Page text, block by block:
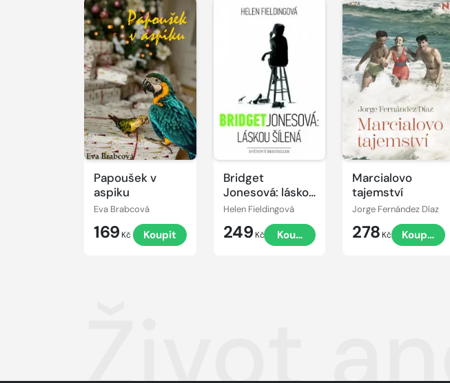
Papoušek v
aspiku
Eva Brabcová
169 Kč Koupit
Bridget
Jonesová: láskou
šílená
Helen Fieldingová
249 Kč Koupit
Marcialovo
tajemství
Jorge Fernández Díaz
278 Kč Koupit
Život